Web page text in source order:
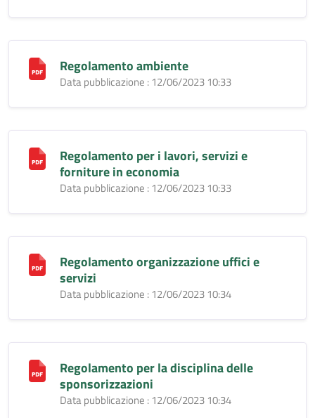
Regolamento ambiente
Data pubblicazione : 12/06/2023 10:33
Regolamento per i lavori, servizi e
forniture in economia
Data pubblicazione : 12/06/2023 10:33
Regolamento organizzazione uffici e
servizi
Data pubblicazione : 12/06/2023 10:34
Regolamento per la disciplina delle
sponsorizzazioni
Data pubblicazione : 12/06/2023 10:34